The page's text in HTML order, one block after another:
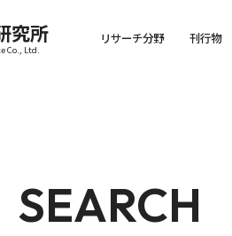
究所
Co., Ltd.
リサーチ分野 刊行物
SEARCH